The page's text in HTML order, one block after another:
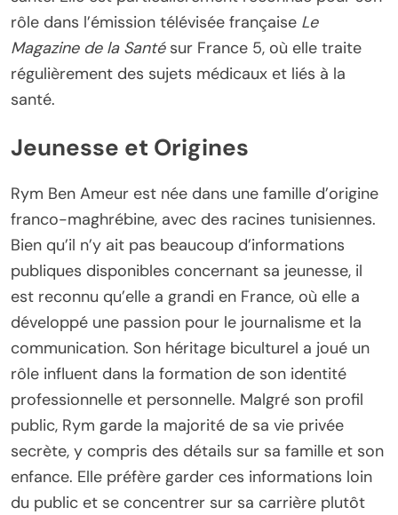
rôle dans l’émission télévisée française Le
Magazine de la Santésur France 5, où elle traite
régulièrement des sujets médicaux et liés à la
santé.
Jeunesse et Origines
Rym Ben Ameur est née dans une famille d’origine
franco-maghrébine, avec des racines tunisiennes.
Bien qu’il n’y ait pas beaucoup d’informations
publiques disponibles concernant sa jeunesse, il
est reconnu qu’elle a grandi en France, où elle a
développé une passion pour le journalisme et la
communication. Son héritage biculturel a joué un
rôle influent dans la formation de son identité
professionnelle et personnelle. Malgré son profil
public, Rym garde la majorité de sa vie privée
secrète, y compris des détails sur sa famille et son
enfance. Elle préfère garder ces informations loin
du public et se concentrer sur sa carrière plutôt